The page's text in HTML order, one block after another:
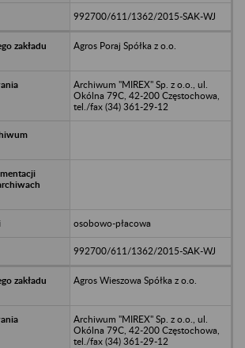
992700/611/1362/2015-SAK-WJ
Agros Poraj Spółka z o.o.
Archiwum "MIREX" Sp. z o.o., ul.
Okólna 79C, 42-200 Częstochowa,
tel./fax (34) 361-29-12
osobowo-płacowa
992700/611/1362/2015-SAK-WJ
Agros Wieszowa Spółka z o.o.
Archiwum "MIREX" Sp. z o.o., ul.
Okólna 79C, 42-200 Częstochowa,
tel./fax (34) 361-29-12